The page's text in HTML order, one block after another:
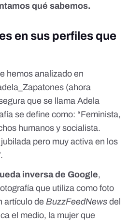
qué sabemos.
en sus perfiles que
hemos analizado en
(ahora
que se llama Adela
se define como: “Feminista,
humanos y socialista.
pero muy activa en los
inversa de Google,
que utiliza como foto
artículo de BuzzFeedNews del
el medio, la mujer que